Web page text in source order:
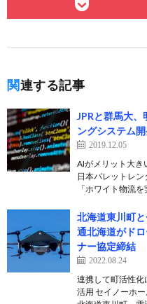
関連する記事
JPRと群馬大
ングシステム
2019.12.05
AIがメリット大き
日本パレットレン
「ホワイト物流
北海道東川町
通北海道がド
ナー協定締結
2022.08.24
連携して町活性
活用 セイノーホ